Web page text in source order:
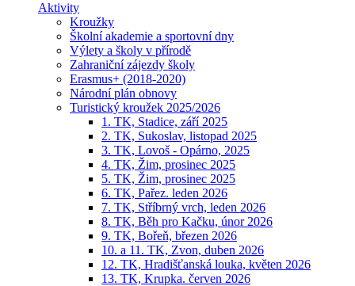
Aktivity
Kroužky
Školní akademie a sportovní dny
Výlety a školy v přírodě
Zahraniční zájezdy školy
Erasmus+ (2018-2020)
Národní plán obnovy
Turistický kroužek 2025/2026
1. TK, Stadice, září 2025
2. TK, Sukoslav, listopad 2025
3. TK, Lovoš - Opárno, 2025
4. TK, Žim, prosinec 2025
5. TK, Žim, prosinec 2025
6. TK, Pařez. leden 2026
7. TK, Stříbrný vrch, leden 2026
8. TK, Běh pro Kačku, únor 2026
9. TK, Bořeň, březen 2026
10. a 11. TK, Zvon, duben 2026
12. TK, Hradišťanská louka, květen 2026
13. TK, Krupka. červen 2026